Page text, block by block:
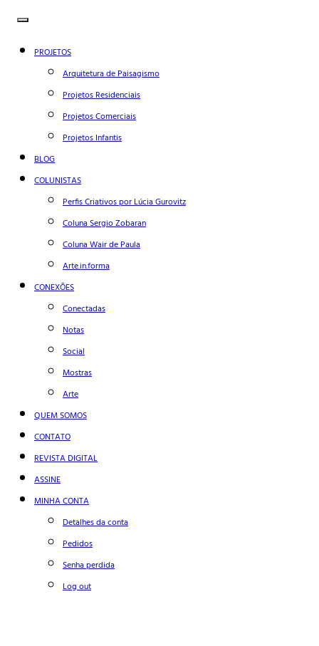
PROJETOS
Arquitetura de Paisagismo
Projetos Residenciais
Projetos Comerciais
Projetos Infantis
BLOG
COLUNISTAS
Perfis Criativos por Lúcia Gurovitz
Coluna Sergio Zobaran
Coluna Wair de Paula
Arte.in.forma
CONEXÕES
Conectadas
Notas
Social
Mostras
Arte
QUEM SOMOS
CONTATO
REVISTA DIGITAL
ASSINE
MINHA CONTA
Detalhes da conta
Pedidos
Senha perdida
Log out